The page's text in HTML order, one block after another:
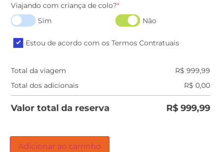
Viajando com criança de colo?*
Sim
Não
Estou de acordo com os Termos Contratuais
Total da viagem R$ 999,99
Total dos adicionais
R$ 0,00
Valor total da reserva R$ 999,99
Adicionar ao carrinho